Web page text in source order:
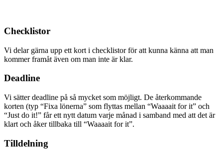
Checklistor
Vi delar gärna upp ett kort i checklistor för att kunna känna att man
kommer framåt även om man inte är klar.
Deadline
Vi sätter deadline på så mycket som möjligt. De återkommande
korten (typ “Fixa lönerna” som flyttas mellan “Waaaait for it” och
“Just do it!” får ett nytt datum varje månad i samband med att det är
klart och åker tillbaka till “Waaaait for it”.
Tilldelning